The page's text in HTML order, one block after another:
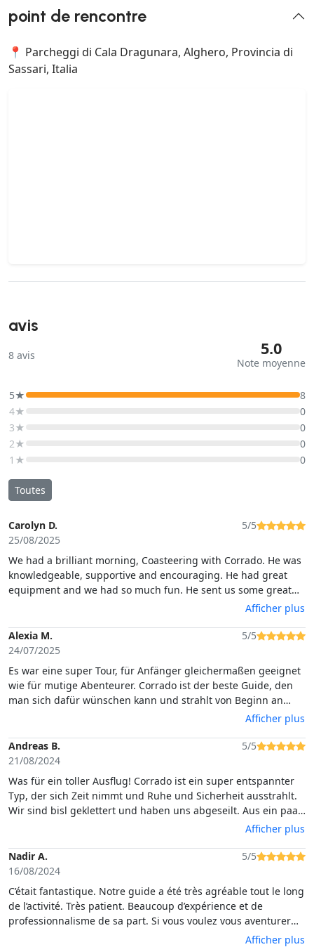
point de rencontre
📍 Parcheggi di Cala Dragunara, Alghero, Provincia di
Sassari, Italia
avis
8 avis 5.0
Note moyenne
5★
8
4★
0
3★
0
2★
0
1★
0
Toutes
Carolyn D.
25/08/2025
5/5
We had a brilliant morning, Coasteering with Corrado. He was
knowledgeable, supportive and encouraging. He had great
equipment and we had so much fun. He sent us some great
photos after the trip. I would definitely recommend this trip.
Afficher plus
Alexia M.
24/07/2025
5/5
Es war eine super Tour, für Anfänger gleichermaßen geeignet
wie für mutige Abenteurer. Corrado ist der beste Guide, den
man sich dafür wünschen kann und strahlt von Beginn an
Erfahrung, Sicherheit und Ruhe aus. Absolut empfehlenswert!
Afficher plus
Andreas B.
21/08/2024
5/5
Was für ein toller Ausflug! Corrado ist ein super entspannter
Typ, der sich Zeit nimmt und Ruhe und Sicherheit ausstrahlt.
Wir sind bisl geklettert und haben uns abgeseilt. Aus ein paar
Metern Höhe ins Wasser springen ist unglaublich. Unbedingt
Afficher plus
Nadir A.
16/08/2024
5/5
C’était fantastique. Notre guide a été très agréable tout le long
de l’activité. Très patient. Beaucoup d’expérience et de
professionnalisme de sa part. Si vous voulez vous aventurer
dans les grottes et les falaises de la Sardaigne, foncez !Afficher plus